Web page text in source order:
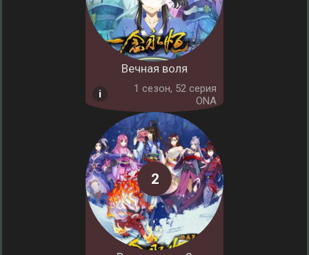
Вечная воля
1 cезон, 52 серия
ONA